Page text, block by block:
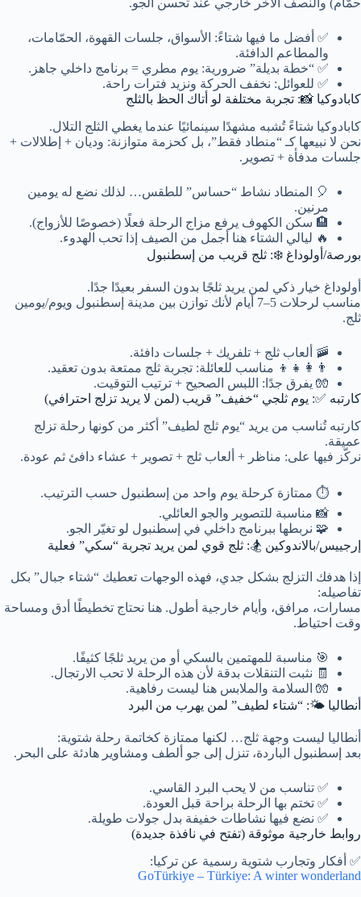
حمّام) والنصف الآخر خارجي عند تحسن الجو.
✅ أفضل ما فيها شتاءً: الأسواق، جلسات القهوة، الحمّامات،
والمطاعم الدافئة.
✅ “خطة بديلة” ضرورية: يوم مطري = برنامج داخلي جاهز.
✅ للعوائل: نخفف الحركة ونزيد فترات راحة.
كابادوكيا 📸: تجربة مختلفة لو أتاك الحظ بالثلج
كابادوكيا شتاءً تُشبه مشهدًا سينمائيًا عندما يغطي الثلج التلال.
نحن لا نبيعها كـ “منطاد فقط”، بل كحزمة متوازنة: وديان + إطلالات +
جلسات مدفأة + تصوير.
🎈 المنطاد نشاط “حساس” للطقس… لذلك نضع له يومين
مرنين.
🏨 سكن الكهوف يرفع مزاج الرحلة فعلًا (خصوصًا للأزواج).
🔥 ليالي الشتاء هنا أجمل من الصيف إذا تحب الهدوء.
بورصة/أولوداغ ❄️: ثلج قريب من إسطنبول
أولوداغ خيار ذكي لمن يريد ثلجًا بدون السفر بعيدًا جدًا.
مناسب لرحلات 5–7 أيام لأنك توازن بين مدينة إسطنبول ويوم/يومين
ثلج.
🚠 ألعاب ثلج + تلفريك + جلسات دافئة.
👨‍👩‍👧‍👦 مناسب للعائلة: تجربة ثلج ممتعة بدون تعقيد.
🧤 يفرق جدًا: اللبس الصحيح + ترتيب التوقيت.
كارتبه ✅: يوم ثلجي “خفيف” قريب (لمن لا يريد تزلج احترافي)
كارتبه تُناسب من يريد “يوم ثلج لطيف” أكثر من كونها رحلة تزلج
عميقة.
نركّز فيها على: مناظر + ألعاب ثلج + تصوير + عشاء دافئ ثم عودة.
⏱️ ممتازة كرحلة يوم واحد من إسطنبول حسب الترتيب.
📸 مناسبة للتصوير والجو العائلي.
🧩 نربطها ببرنامج داخلي في إسطنبول لو تغيّر الجو.
إرجييس/بالاندوكين 🏂: ثلج قوي لمن يريد تجربة “سكي” فعلية
إذا هدفك التزلج بشكل جدي، فهذه الوجهات تعطيك “شتاء جبال” بكل
تفاصيله:
مسارات، مرافق، وأيام خارجية أطول. هنا نحتاج تخطيطًا أدق ومساحة
وقت احتياط.
🎯 مناسبة للمهتمين بالسكي أو من يريد ثلجًا كثيفًا.
🧾 نثبت التنقلات بدقة لأن هذه الرحلة لا تحب الارتجال.
🧤 السلامة والملابس هنا ليست رفاهية.
أنطاليا 🌤️: “شتاء لطيف” لمن يهرب من البرد
أنطاليا ليست وجهة ثلج… لكنها ممتازة كخاتمة رحلة شتوية:
بعد إسطنبول الباردة، تنزل إلى جو ألطف ومشاوير هادئة على البحر.
✅ تناسب من لا يحب البرد القاسي.
✅ تختم بها الرحلة براحة قبل العودة.
✅ نضع فيها نشاطات خفيفة بدل جولات طويلة.
روابط خارجية موثوقة (تفتح في نافذة جديدة)
✅ أفكار وتجارب شتوية رسمية عن تركيا:
GoTürkiye – Türkiye: A winter wonderland